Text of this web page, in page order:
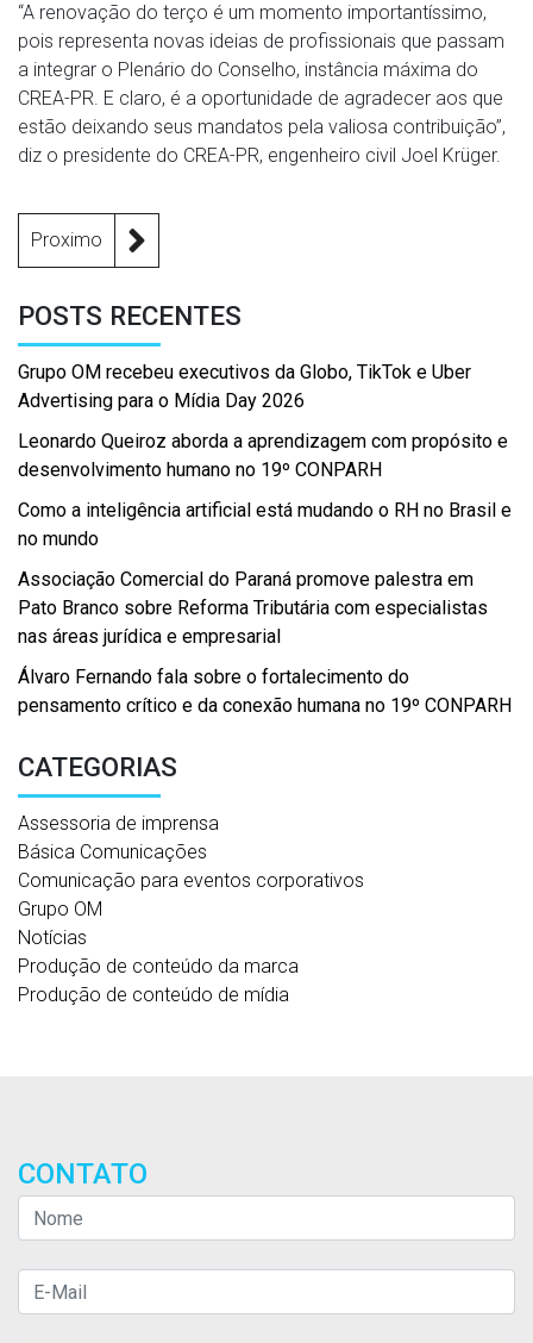
“A renovação do terço é um momento importantíssimo,
pois representa novas ideias de profissionais que passam
a integrar o Plenário do Conselho, instância máxima do
CREA-PR. E claro, é a oportunidade de agradecer aos que
estão deixando seus mandatos pela valiosa contribuição”,
diz o presidente do CREA-PR, engenheiro civil Joel Krüger.
Proximo
POSTS RECENTES
Grupo OM recebeu executivos da Globo, TikTok e Uber
Advertising para o Mídia Day 2026
Leonardo Queiroz aborda a aprendizagem com propósito e
desenvolvimento humano no 19º CONPARH
Como a inteligência artificial está mudando o RH no Brasil e
no mundo
Associação Comercial do Paraná promove palestra em
Pato Branco sobre Reforma Tributária com especialistas
nas áreas jurídica e empresarial
Álvaro Fernando fala sobre o fortalecimento do
pensamento crítico e da conexão humana no 19º CONPARH
CATEGORIAS
Assessoria de imprensa
Básica Comunicações
Comunicação para eventos corporativos
Grupo OM
Notícias
Produção de conteúdo da marca
Produção de conteúdo de mídia
CONTATO